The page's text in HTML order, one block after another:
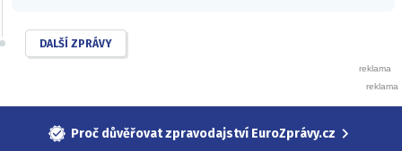
DALŠÍ ZPRÁVY
Proč důvěřovat zpravodajství EuroZprávy.cz